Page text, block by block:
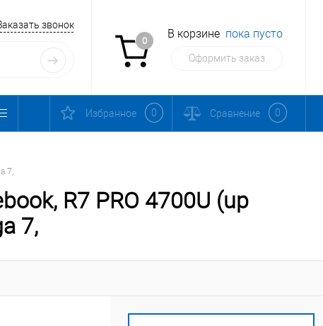
звонок
0
В корзине пока пусто
Оформить заказ
Избранное 0 Сравнение 0
7,
R7 PRO 4700U (up
7,